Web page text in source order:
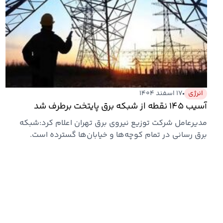
انرژی ۱۷ اسفند ۱۴۰۴
آسیب ۱۴۵ نقطه از شبکه برق پایتخت برطرف شد
مدیرعامل شرکت توزیع نیروی برق تهران اعلام کرد:شبکه
برق رسانی در تمام کوچه‌ها و خیابان‌ها گسترده است.